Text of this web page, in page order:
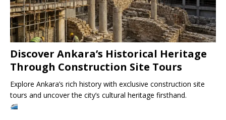
Discover Ankara’s Historical Heritage
Through Construction Site Tours
Explore Ankara’s rich history with exclusive construction site
tours and uncover the city’s cultural heritage firsthand.